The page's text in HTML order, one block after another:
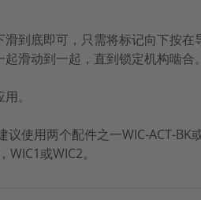
到底即可，只需将标记向下按在
滑动到一起，直到锁定机构啮合。
。
使用两个配件之一WIC-ACT-BK
或WIC2。